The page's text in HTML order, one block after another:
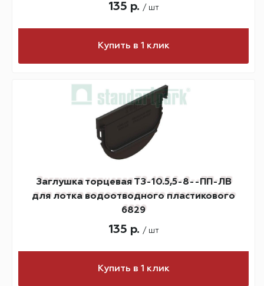
135 р. / шт
Купить в 1 клик
Заглушка торцевая ТЗ-10.5,5-8--ПП-ЛВ
для лотка водоотводного пластикового
6829
135 р. / шт
Купить в 1 клик